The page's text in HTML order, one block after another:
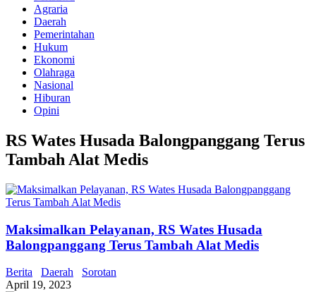
Agraria
Daerah
Pemerintahan
Hukum
Ekonomi
Olahraga
Nasional
Hiburan
Opini
RS Wates Husada Balongpanggang Terus
Tambah Alat Medis
Maksimalkan Pelayanan, RS Wates Husada
Balongpanggang Terus Tambah Alat Medis
Berita Daerah
Sorotan
April 19, 2023